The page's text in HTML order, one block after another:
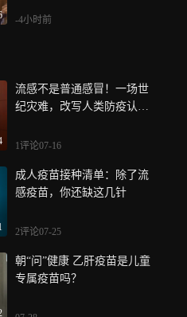
-4小时前
流感不是普通感冒！一场世
纪灾难，改写人类防疫认
1评论07-16
成人疫苗接种清单：除了流
感疫苗，你还缺这几针
2评论07-25
朝“问”健康 乙肝疫苗是儿童
专属疫苗吗？